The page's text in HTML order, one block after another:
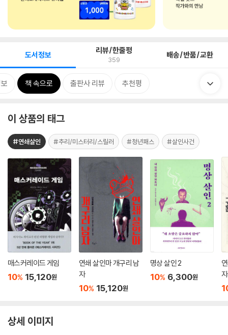
도서정보 리뷰/한줄평
359 배송/반품/교환
책 속으로 출판사 리뷰 추천평
이 상품의 태그
#연쇄살인 #추리/미스터리/스릴러 #청년패스 #살인사건
매스커레이드 게임
10% 15,120원
연쇄 살인마 개구리 남
자
10% 15,120원
명상 살인 2
10% 6,300원
상세 이미지